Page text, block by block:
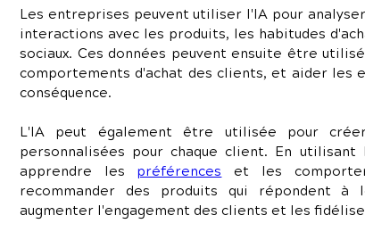
Les entreprises peuvent utiliser l'IA pour
interactions avec les produits, les habitudes
sociaux. Ces données peuvent ensuite être
comportements d'achat des clients, et aider les
conséquence.
L'IA peut également être utilisée pour
personnalisées pour chaque client. En
apprendre les préférences et les
recommander des produits qui répondent à
augmenter l'engagement des clients et les